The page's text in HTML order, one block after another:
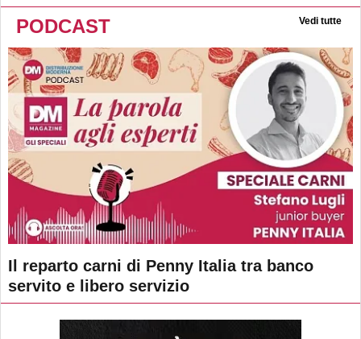
PODCAST Vedi tutte
Il reparto carni di Penny Italia tra banco
servito e libero servizio